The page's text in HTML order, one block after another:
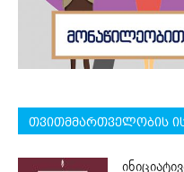
თვითმმართველობის